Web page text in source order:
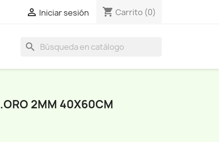
 Iniciar sesión shopping_cart Carrito (0)
search
2MM 40X60CM